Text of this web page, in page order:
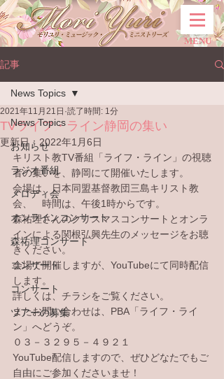
MENU
記事
News Topics
お知らせ
ラジオ番組
メロディ会
オンラインコンサート
森祐理コンサート
コンサート
コンサート
ツアーの募集
News Topics
TVライフ・ライン静岡の集い
2021年11月21日 読了時間: 1分
更新日： 2022年1月6日
キリスト教TV番組「ライフ・ライン」の視聴
者の集いを、静岡にて開催いたします。
会場は、日本同盟基督教団三島キリスト教
会、　時間は、午後1時からです。
森祐理さんのクリスマスコンサートとオンラ
インによる関根弘興先生のメッセージをお聴
きください。
会場で開催しますが、YouTubeにて同時配信
します。
詳しくは、チラシをご覧ください。
またお問い合わせは、PBA「ライフ・ライ
ン」へどうぞ。
０３－３２９５－４９２１
YouTube配信しますので、ぜひどなたでもご
自由にご参加くださいませ！